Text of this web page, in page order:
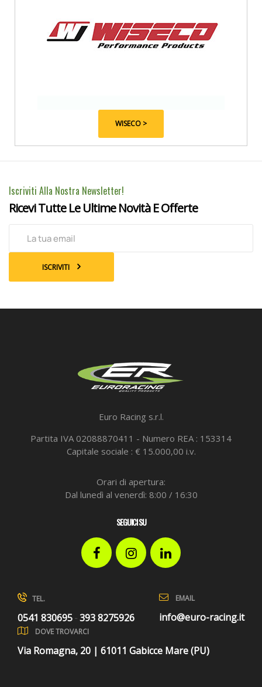
WISECO >
Iscriviti Alla Nostra Newsletter!
Ricevi Tutte Le Ultime Novità E Offerte
ISCRIVITI
Euro Racing s.r.l.
Partita IVA 02088870411 - Numero REA : 153314
Capitale sociale : € 15.000,00 i.v.
Orari di apertura:
Dal lunedì al venerdì: 8:00 / 16:30
SEGUICI SU
FacebookInstagramLinkedIn
TEL.
0541 830695-393 8275926
EMAIL
info@euro-racing.it
DOVE TROVARCI
Via Romagna, 20 | 61011 Gabicce Mare (PU)